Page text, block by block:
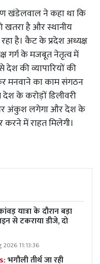
खंडेलवाल ने कहा था कि
खतरा है और स्थानीय
रहा है। कैट के प्रदेश अध्यक्ष
गर्ग के मजबूत नेतृत्व में
देश की व्यापारियों की
मनवाने का काम संगठन
के करोड़ों डिलीवरी
पर अंकुश लगेगा और देश के
करने में राहत मिलेगी।
यात्रा के दौरान बड़ा
से टकराया डीजे, दो
11:13:36
भगौली तीर्थ जा रही